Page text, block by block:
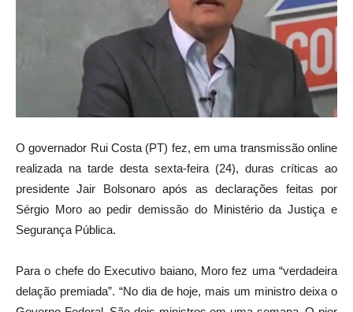
O governador Rui Costa (PT) fez, em uma transmissão online
realizada na tarde desta sexta-feira (24), duras críticas ao
presidente Jair Bolsonaro após as declarações feitas por
Sérgio Moro ao pedir demissão do Ministério da Justiça e
Segurança Pública.
Para o chefe do Executivo baiano, Moro fez uma “verdadeira
delação premiada”. “No dia de hoje, mais um ministro deixa o